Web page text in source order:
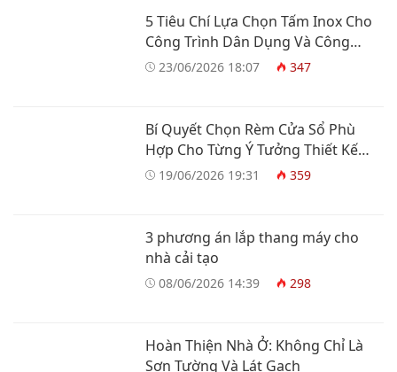
5 Tiêu Chí Lựa Chọn Tấm Inox Cho
Công Trình Dân Dụng Và Công
Nghiệp
23/06/2026 18:07 347
Bí Quyết Chọn Rèm Cửa Sổ Phù
Hợp Cho Từng Ý Tưởng Thiết Kế
Nhà Ở
19/06/2026 19:31 359
3 phương án lắp thang máy cho
nhà cải tạo
08/06/2026 14:39 298
Hoàn Thiện Nhà Ở: Không Chỉ Là
Sơn Tường Và Lát Gạch